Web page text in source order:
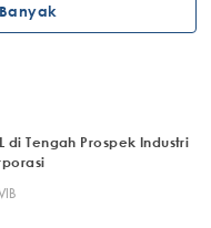
di Tengah Prospek Industri